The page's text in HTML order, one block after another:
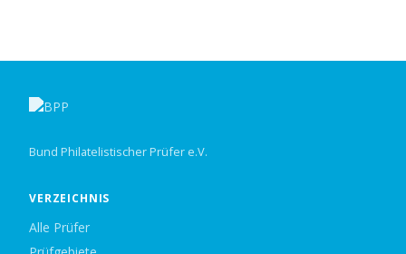
Bund Philatelistischer Prüfer e.V.
VERZEICHNIS
Alle Prüfer